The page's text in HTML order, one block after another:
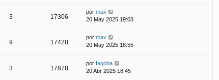
3 17306
por max
20 May 2025 19:03
9 17428
por max
20 May 2025 18:55
3 17878
por Iagoba
20 Abr 2025 18:45